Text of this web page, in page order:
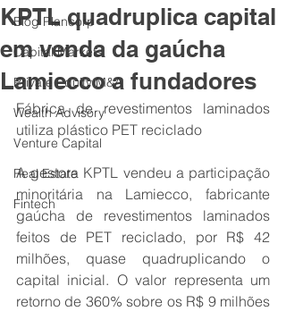
Blog Plancorp
Capital Markets
Private Equity M&A
Wealth Advisory
Venture Capital
Real Estate
Fintech
KPTL quadruplica capital
em venda da gaúcha
Lamiecco a fundadores
Fábrica de revestimentos laminados
utiliza plástico PET reciclado
A gestora KPTL vendeu a participação
minoritária na Lamiecco, fabricante
gaúcha de revestimentos laminados
feitos de PET reciclado, por R$ 42
milhões, quase quadruplicando o
capital inicial. O valor representa um
retorno de 360% sobre os R$ 9 milhões